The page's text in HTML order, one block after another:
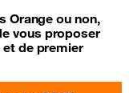
Orange ou non,
vous proposer
de premier